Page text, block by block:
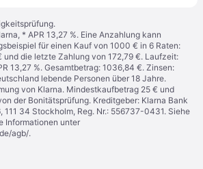
* APR 13,27 %. Eine Anzahlung kann
für einen Kauf von 1000 € in 6 Raten:
und die letzte Zahlung von 172,79 €. Laufzeit:
13,27 %. Gesamtbetrag: 1036,84 €. Zinsen:
lebende Personen über 18 Jahre.
von Klarna. Mindestkaufbetrag 25 € und
der Bonitätsprüfung. Kreditgeber: Klarna Bank
111 34 Stockholm, Reg. Nr.: 556737-0431. Siehe
Informationen unter
agb/.